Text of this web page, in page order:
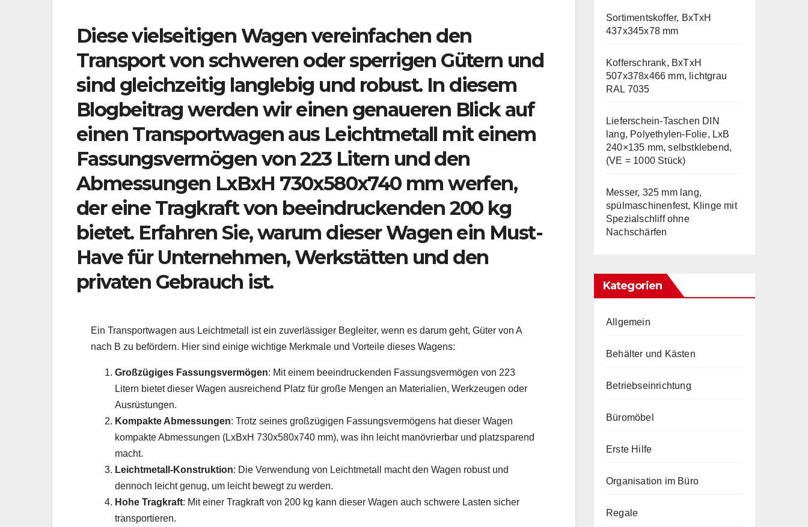
Diese vielseitigen Wagen vereinfachen den
Transport von schweren oder sperrigen Gütern und
sind gleichzeitig langlebig und robust. In diesem
Blogbeitrag werden wir einen genaueren Blick auf
einen Transportwagen aus Leichtmetall mit einem
Fassungsvermögen von 223 Litern und den
Abmessungen LxBxH 730x580x740 mm werfen,
der eine Tragkraft von beeindruckenden 200 kg
bietet. Erfahren Sie, warum dieser Wagen ein Must-
Have für Unternehmen, Werkstätten und den
privaten Gebrauch ist.
Ein Transportwagen aus Leichtmetall ist ein zuverlässiger Begleiter, wenn es darum geht, Güter von A
nach B zu befördern. Hier sind einige wichtige Merkmale und Vorteile dieses Wagens:
Großzügiges Fassungsvermögen: Mit einem beeindruckenden Fassungsvermögen von 223
Litern bietet dieser Wagen ausreichend Platz für große Mengen an Materialien, Werkzeugen oder
Ausrüstungen.
Kompakte Abmessungen: Trotz seines großzügigen Fassungsvermögens hat dieser Wagen
kompakte Abmessungen (LxBxH 730x580x740 mm), was ihn leicht manövrierbar und platzsparend
macht.
Leichtmetall-Konstruktion: Die Verwendung von Leichtmetall macht den Wagen robust und
dennoch leicht genug, um leicht bewegt zu werden.
Hohe Tragkraft: Mit einer Tragkraft von 200 kg kann dieser Wagen auch schwere Lasten sicher
transportieren.
Sortimentskoffer, BxTxH
437x345x78 mm
Kofferschrank, BxTxH
507x378x466 mm, lichtgrau
RAL 7035
Lieferschein-Taschen DIN
lang, Polyethylen-Folie, LxB
240×135 mm, selbstklebend,
(VE = 1000 Stück)
Messer, 325 mm lang,
spülmaschinenfest, Klinge mit
Spezialschliff ohne
Nachschärfen
Kategorien
Allgemein
Behälter und Kästen
Betriebseinrichtung
Büromöbel
Erste Hilfe
Organisation im Büro
Regale